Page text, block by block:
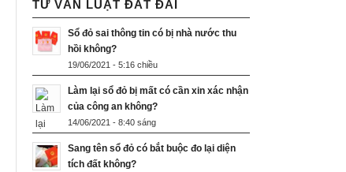
TƯ VẤN LUẬT ĐẤT ĐAI
Sổ đỏ sai thông tin có bị nhà nước thu
hồi không?
19/06/2021 - 5:16 chiều
Làm lại sổ đỏ bị mất có cần xin xác nhận
của công an không?
14/06/2021 - 8:40 sáng
Sang tên sổ đỏ có bắt buộc đo lại diện
tích đất không?